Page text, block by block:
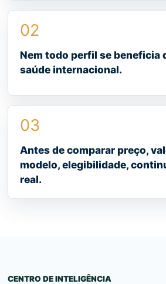
02
Nem todo perfil se beneficia
saúde internacional.
03
Antes de comparar preço,
modelo, elegibilidade,
real.
CENTRO DE INTELIGÊNCIA